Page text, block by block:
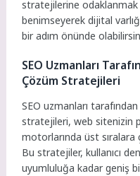
stratejilerine
benimseyerek dijital
bir adım önünde
SEO Uzmanları
Çözüm Stratejileri
SEO uzmanları
stratejileri, web sitenizin
motorlarında üst sıralara
Bu stratejiler, kullanıcı
uyumluluğa kadar geniş